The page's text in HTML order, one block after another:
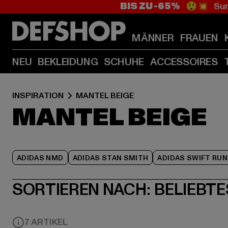
BIS ZU -65% 😲💥
MÄNNER FRAUEN
NEU BEKLEIDUNG SCHUHE ACCESSOIRES
INSPIRATION MANTEL BEIGE
MANTEL BEIGE
ADIDAS NMD ADIDAS STAN SMITH ADIDAS SWIFT RUN
SORTIEREN NACH:
7 ARTIKEL